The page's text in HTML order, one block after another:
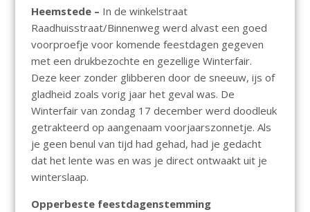
b
o
o
k
s
A
p
p
l
Heemstede – In de winkelstraat
Raadhuisstraat/Binnenweg werd alvast een goed
voorproefje voor komende feestdagen gegeven
met een drukbezochte en gezellige Winterfair.
Deze keer zonder glibberen door de sneeuw, ijs of
gladheid zoals vorig jaar het geval was. De
Winterfair van zondag 17 december werd doodleuk
getrakteerd op aangenaam voorjaarszonnetje. Als
je geen benul van tijd had gehad, had je gedacht
dat het lente was en was je direct ontwaakt uit je
winterslaap.
Opperbeste feestdagenstemming